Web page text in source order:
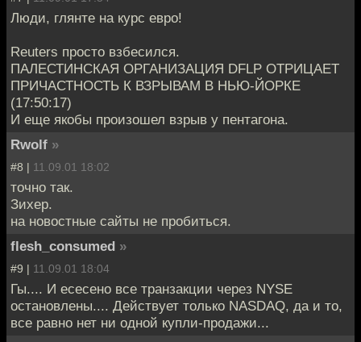
Люди, глянте на курс евро!
Reuters просто взбесился.
ПАЛЕСТИНСКАЯ ОРГАНИЗАЦИЯ DFLP ОТРИЦАЕТ
ПРИЧАСТНОСТЬ К ВЗРЫВАМ В НЬЮ-ЙОРКЕ
(17:50:17)
И еще якобы произошел взрыв у пентагона.
Rwolf »
#8 | 11.09.01 18:02
точно так.
Зихер.
на новостные сайты не пробиться.
flesh_consumed »
#9 | 11.09.01 18:04
Гы.... И есесено все транзакции через NYSE
остановлены.... Действует только NASDAQ, да и то,
все равно нет ни одной купли-продажи...